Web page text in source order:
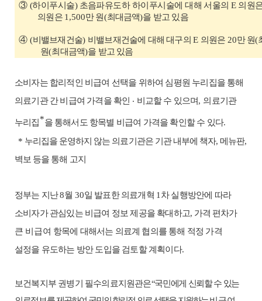
③ (하이푸시술) 초음파유도하 하이푸시술에 대해서울의E 의원
의원은 1,500만 원(최대금액)을 받고 있음
④ (비밸브재건술) 비밸브재건술에 대해대구의E 의원은 20만 원(
원(최대금액)을 받고 있음
소비자는 합리적인 비급여 선택을 위하여 심평원 누리집을 통해
의료기관 간 비급여 가격을 확인 ‧ 비교할 수 있으며, 의료기관
누리집*을 통해서도 항목별 비급여 가격을 확인할 수 있다.
* 누리집을 운영하지 않는 의료기관은 기관 내부에 책자, 메뉴판,
벽보 등을 통해 고지
정부는 지난8월 30일 발표한 의료개혁 1차 실행방안에 따라
소비자가 관심있는 비급여 정보 제공을 확대하고, 가격 편차가
큰 비급여 항목에 대해서는 의료계 협의를 통해 적정 가격
설정을 유도하는 방안 도입을 검토할 계획이다.
보건복지부 권병기 필수의료지원관은“국민에게 신뢰할 수 있는